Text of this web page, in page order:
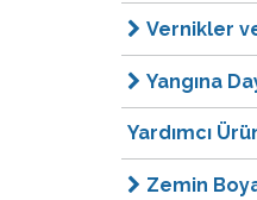
Vernikler
Yangına
Yardımcı
Zemin